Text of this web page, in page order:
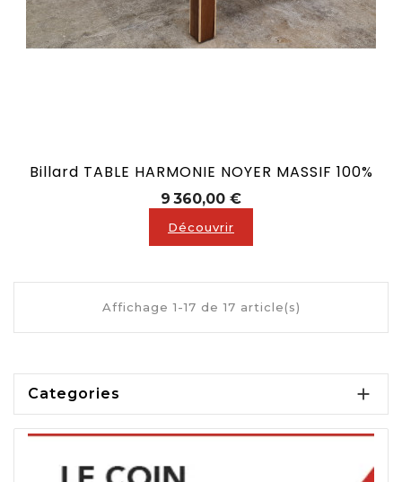
Billard TABLE HARMONIE NOYER MASSIF 100%
9 360,00 €Prix
Découvrir
Affichage 1-17 de 17 article(s)
Billards convertibles prestige : l'alliance du
luxe et de la polyvalence
meilleur des deux mondes : la qualité de jeu d'un
Categories 